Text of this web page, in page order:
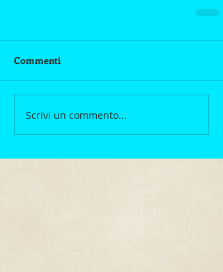
Commenti
Scrivi un commento...